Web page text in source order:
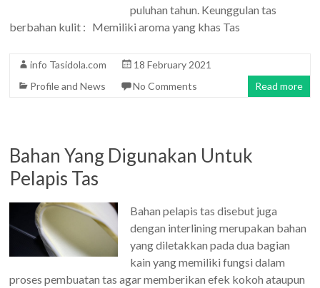
puluhan tahun. Keunggulan tas
berbahan kulit : Memiliki aroma yang khas Tas
info Tasidola.com
18 February 2021
Profile and News
No Comments Read more
Bahan Yang Digunakan Untuk
Pelapis Tas
Bahan pelapis tas disebut juga
dengan interlining merupakan bahan
yang diletakkan pada dua bagian
kain yang memiliki fungsi dalam
proses pembuatan tas agar memberikan efek kokoh ataupun